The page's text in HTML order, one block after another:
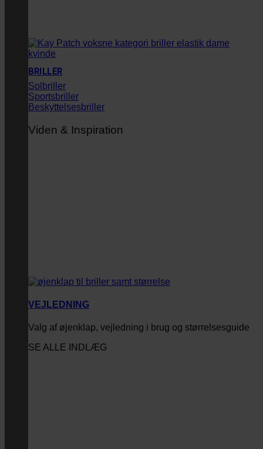
BRILLER
Solbriller
Sportsbriller
Beskyttelsesbriller
Viden & Inspiration
VEJLEDNING
Valg af øjenklap, vejledning i brug og størrelsesguide
SE ALLE INDLÆG